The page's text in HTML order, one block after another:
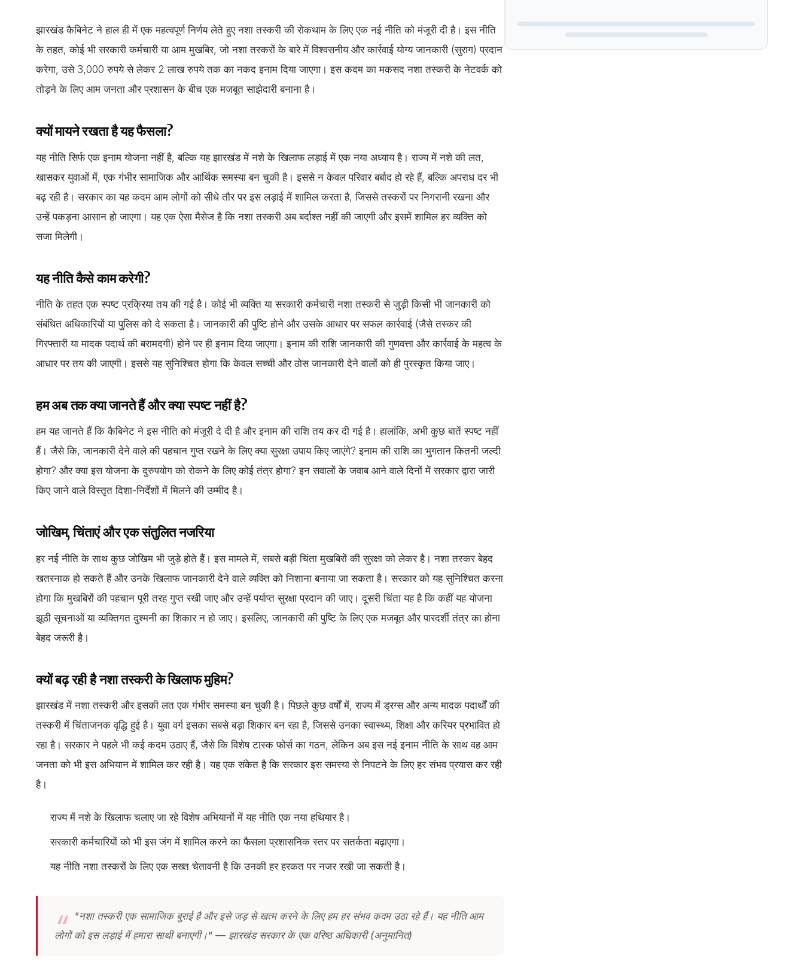
झारखंड कैबिनेट ने हाल ही में एक महत्वपूर्ण निर्णय लेते हुए नशा तस्करी की रोकथाम के लिए एक नई नीति को मंजूरी दी है। इस नीति
के तहत, कोई भी सरकारी कर्मचारी या आम मुखबिर, जो नशा तस्करों के बारे में विश्वसनीय और कार्रवाई योग्य जानकारी (सुराग) प्रदान
करेगा, उसे 3,000 रुपये से लेकर 2 लाख रुपये तक का नकद इनाम दिया जाएगा। इस कदम का मकसद नशा तस्करी के नेटवर्क को
तोड़ने के लिए आम जनता और प्रशासन के बीच एक मजबूत साझेदारी बनाना है।
क्यों मायने रखता है यह फैसला?
यह नीति सिर्फ एक इनाम योजना नहीं है, बल्कि यह झारखंड में नशे के खिलाफ लड़ाई में एक नया अध्याय है। राज्य में नशे की लत,
खासकर युवाओं में, एक गंभीर सामाजिक और आर्थिक समस्या बन चुकी है। इससे न केवल परिवार बर्बाद हो रहे हैं, बल्कि अपराध दर भी
बढ़ रही है। सरकार का यह कदम आम लोगों को सीधे तौर पर इस लड़ाई में शामिल करता है, जिससे तस्करों पर निगरानी रखना और
उन्हें पकड़ना आसान हो जाएगा। यह एक ऐसा मैसेज है कि नशा तस्करी अब बर्दाश्त नहीं की जाएगी और इसमें शामिल हर व्यक्ति को
सजा मिलेगी।
यह नीति कैसे काम करेगी?
नीति के तहत एक स्पष्ट प्रक्रिया तय की गई है। कोई भी व्यक्ति या सरकारी कर्मचारी नशा तस्करी से जुड़ी किसी भी जानकारी को
संबंधित अधिकारियों या पुलिस को दे सकता है। जानकारी की पुष्टि होने और उसके आधार पर सफल कार्रवाई (जैसे तस्कर की
गिरफ्तारी या मादक पदार्थ की बरामदगी) होने पर ही इनाम दिया जाएगा। इनाम की राशि जानकारी की गुणवत्ता और कार्रवाई के महत्व के
आधार पर तय की जाएगी। इससे यह सुनिश्चित होगा कि केवल सच्ची और ठोस जानकारी देने वालों को ही पुरस्कृत किया जाए।
हम अब तक क्या जानते हैं और क्या स्पष्ट नहीं है?
हम यह जानते हैं कि कैबिनेट ने इस नीति को मंजूरी दे दी है और इनाम की राशि तय कर दी गई है। हालांकि, अभी कुछ बातें स्पष्ट नहीं
हैं। जैसे कि, जानकारी देने वाले की पहचान गुप्त रखने के लिए क्या सुरक्षा उपाय किए जाएंगे? इनाम की राशि का भुगतान कितनी जल्दी
होगा? और क्या इस योजना के दुरुपयोग को रोकने के लिए कोई तंत्र होगा? इन सवालों के जवाब आने वाले दिनों में सरकार द्वारा जारी
किए जाने वाले विस्तृत दिशा-निर्देशों में मिलने की उम्मीद है।
जोखिम, चिंताएं और एक संतुलित नजरिया
हर नई नीति के साथ कुछ जोखिम भी जुड़े होते हैं। इस मामले में, सबसे बड़ी चिंता मुखबिरों की सुरक्षा को लेकर है। नशा तस्कर बेहद
खतरनाक हो सकते हैं और उनके खिलाफ जानकारी देने वाले व्यक्ति को निशाना बनाया जा सकता है। सरकार को यह सुनिश्चित करना
होगा कि मुखबिरों की पहचान पूरी तरह गुप्त रखी जाए और उन्हें पर्याप्त सुरक्षा प्रदान की जाए। दूसरी चिंता यह है कि कहीं यह योजना
झूठी सूचनाओं या व्यक्तिगत दुश्मनी का शिकार न हो जाए। इसलिए, जानकारी की पुष्टि के लिए एक मजबूत और पारदर्शी तंत्र का होना
बेहद जरूरी है।
क्यों बढ़ रही है नशा तस्करी के खिलाफ मुहिम?
झारखंड में नशा तस्करी और इसकी लत एक गंभीर समस्या बन चुकी है। पिछले कुछ वर्षों में, राज्य में ड्रग्स और अन्य मादक पदार्थों की
तस्करी में चिंताजनक वृद्धि हुई है। युवा वर्ग इसका सबसे बड़ा शिकार बन रहा है, जिससे उनका स्वास्थ्य, शिक्षा और करियर प्रभावित हो
रहा है। सरकार ने पहले भी कई कदम उठाए हैं, जैसे कि विशेष टास्क फोर्स का गठन, लेकिन अब इस नई इनाम नीति के साथ वह आम
जनता को भी इस अभियान में शामिल कर रही है। यह एक संकेत है कि सरकार इस समस्या से निपटने के लिए हर संभव प्रयास कर रही
है।
राज्य में नशे के खिलाफ चलाए जा रहे विशेष अभियानों में यह नीति एक नया हथियार है।
सरकारी कर्मचारियों को भी इस जंग में शामिल करने का फैसला प्रशासनिक स्तर पर सतर्कता बढ़ाएगा।
यह नीति नशा तस्करों के लिए एक सख्त चेतावनी है कि उनकी हर हरकत पर नजर रखी जा सकती है।
"नशा तस्करी एक सामाजिक बुराई है और इसे जड़ से खत्म करने के लिए हम हर संभव कदम उठा रहे हैं। यह नीति आम
लोगों को इस लड़ाई में हमारा साथी बनाएगी।" — झारखंड सरकार के एक वरिष्ठ अधिकारी (अनुमानित)